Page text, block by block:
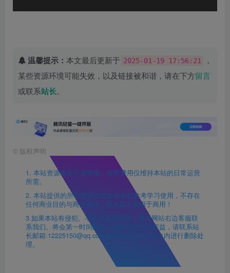
温馨提示： 本文最后更新于 2025-01-19 17:56:21
，
某些资源环境可能失效，以及链接被和谐，请在下方留言
或联系站长。
© 版权声明
1. 本站资源售价只是赞助，收取费用仅维持本站的日常运营
所需。
2. 本站提供的所有资源仅供本地单机参考学习使用，不存在
任何商业目的与商业用途，请大家不要用于商用！
3.如果本站有侵犯、不妥之处的资源，请在网站右边客服联
系我们。将会第一时间解决！若侵犯到您的权益，请联系站
长邮箱:12225150@qq.com 我们会在24h小时之内进行删除处
理。